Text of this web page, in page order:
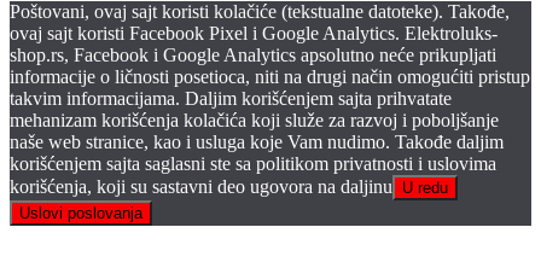
Poštovani, ovaj sajt koristi kolačiće (tekstualne datoteke). Takođe,
ovaj sajt koristi Facebook Pixel i Google Analytics. Elektroluks-
shop.rs, Facebook i Google Analytics apsolutno neće prikupljati
informacije o ličnosti posetioca, niti na drugi način omogućiti pristup
takvim informacijama. Daljim korišćenjem sajta prihvatate
mehanizam korišćenja kolačića koji služe za razvoj i poboljšanje
naše web stranice, kao i usluga koje Vam nudimo. Takođe daljim
korišćenjem sajta saglasni ste sa politikom privatnosti i uslovima
korišćenja, koji su sastavni deo ugovora na daljinu
U redu
Uslovi poslovanja